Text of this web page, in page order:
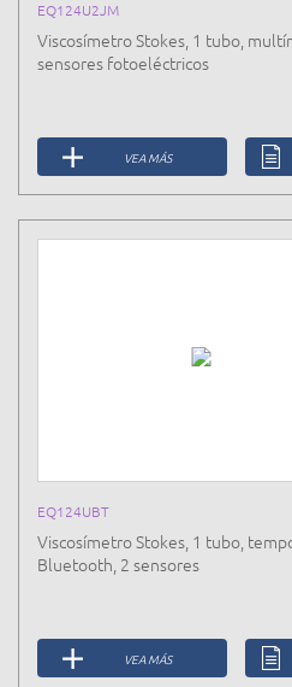
EQ124U2JM
Viscosímetro Stokes, 1 tubo,
sensores fotoeléctricos
VEA MÁS
EQ124UBT
Viscosímetro Stokes, 1 tubo,
Bluetooth, 2 sensores
VEA MÁS